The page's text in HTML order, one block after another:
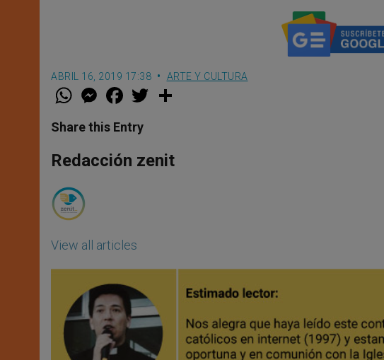
ABRIL 16, 2019 17:38 ARTE Y CULTURA
W
t
s
p
p
M
e
s
e
g
e
F
a
e
b
o
k
w
r
Share this Entry
Redacción zenit
View all articles